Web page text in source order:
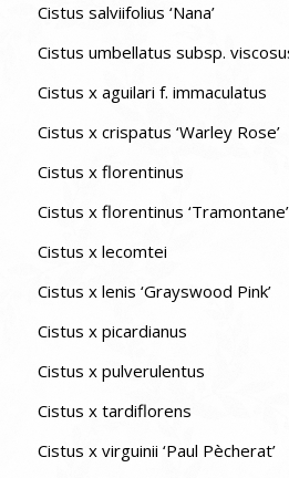
Cistus salviifolius ‘Nana’
Cistus umbellatus subsp.
Cistus x aguilari f. immaculatus
Cistus x crispatus ‘Warley Rose’
Cistus x florentinus
Cistus x florentinus ‘Tramontane’
Cistus x lecomtei
Cistus x lenis ‘Grayswood Pink’
Cistus x picardianus
Cistus x pulverulentus
Cistus x tardiflorens
Cistus x virguinii ‘Paul Pècherat’